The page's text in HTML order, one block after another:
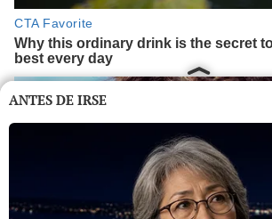
ANTES DE IRSE